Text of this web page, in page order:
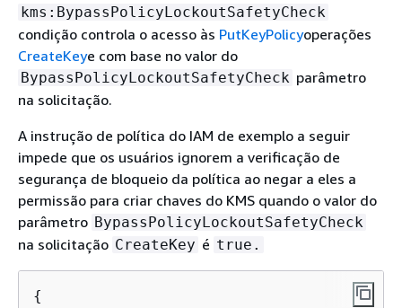
kms:BypassPolicyLockoutSafetyCheck
condição controla o acesso às PutKeyPolicyoperações
CreateKeye com base no valor do
BypassPolicyLockoutSafetyCheck parâmetro
na solicitação.
A instrução de política do IAM de exemplo a seguir
impede que os usuários ignorem a verificação de
segurança de bloqueio da política ao negar a eles a
permissão para criar chaves do KMS quando o valor do
parâmetro BypassPolicyLockoutSafetyCheck
na solicitação CreateKey é true.
{